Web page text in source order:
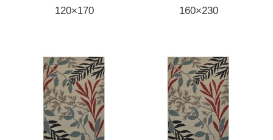
120×170
160×230